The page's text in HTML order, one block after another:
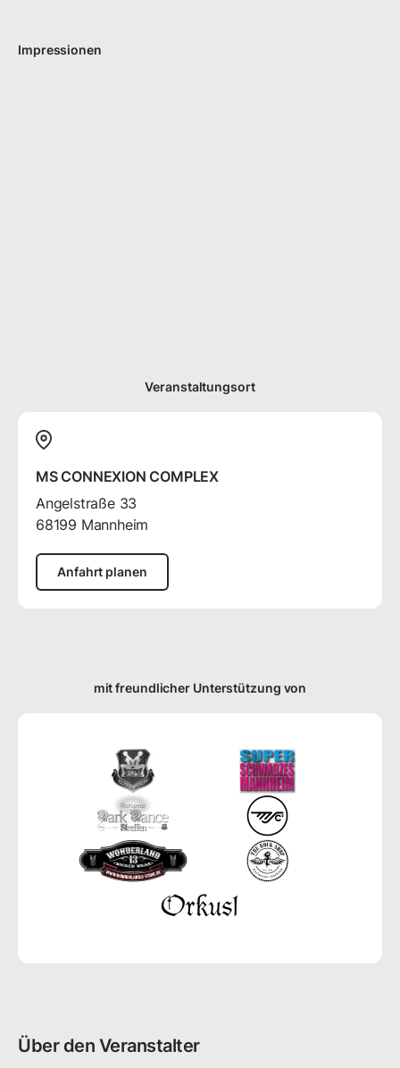
Impressionen
Veranstaltungsort
MS CONNEXION COMPLEX
Angelstraße 33
68199 Mannheim
Anfahrt planen
mit freundlicher Unterstützung von
Über den Veranstalter